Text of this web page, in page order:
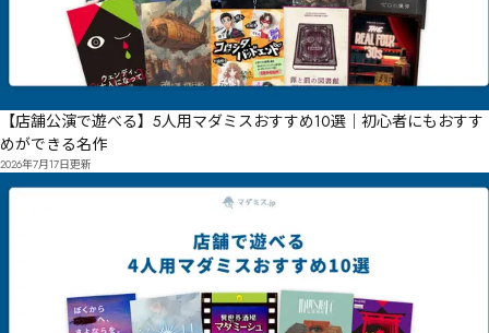
【店舗公演で遊べる】5人用マダミスおすすめ10選｜初心者にもおすす
めができる名作
2026年7月17日更新